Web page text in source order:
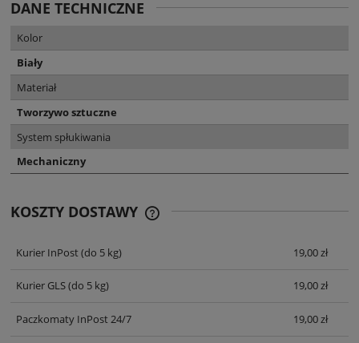
DANE TECHNICZNE
Kolor
Biały
Materiał
Tworzywo sztuczne
System spłukiwania
Mechaniczny
KOSZTY DOSTAWY
Kurier InPost(do 5 kg) 19,00 zł
Kurier GLS(do 5 kg) 19,00 zł
Paczkomaty InPost 24/7 19,00 zł